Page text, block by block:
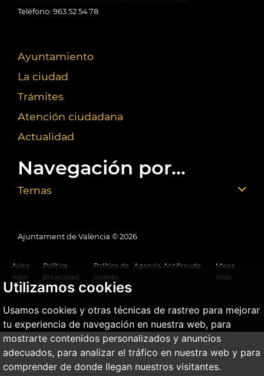
Utilizamos cookies
Usamos cookies y otras técnicas de rastreo para mejorar
tu experiencia de navegación en nuestra web, para
mostrarte contenidos personalizados y anuncios
adecuados, para analizar el tráfico en nuestra web y para
comprender de donde llegan nuestros visitantes.
Teléfono: 963 52 54 78
Ayuntamiento
La ciudad
Trámites
Atención ciudadana
Actualidad
Navegación por...
Temas
Ajuntament de València © 2026
Aviso
legal
Política
privacidad
Política de
cookies
Agencia Antifraude
Mapa
Web